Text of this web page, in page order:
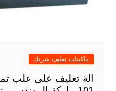
ماكينات تغليف شرنك
الة تغليف على علب